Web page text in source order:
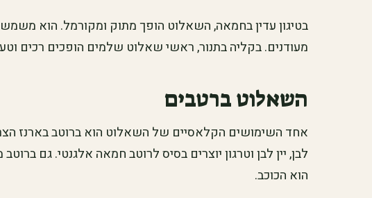
בטיגון עדין בחמאה, השאלוט הופך מתוק ומקורמל. הוא
מעודנים. בקליה בתנור, ראשי שאלוט שלמים הופכים רכים
השאלוט ברטבים
אחד השימושים הקלאסיים של השאלוט הוא ברוטב בארנז
לבן, יין לבן וטרגון יוצרים בסיס לרוטב חמאה אלגנטי. גם
הוא הכוכב.